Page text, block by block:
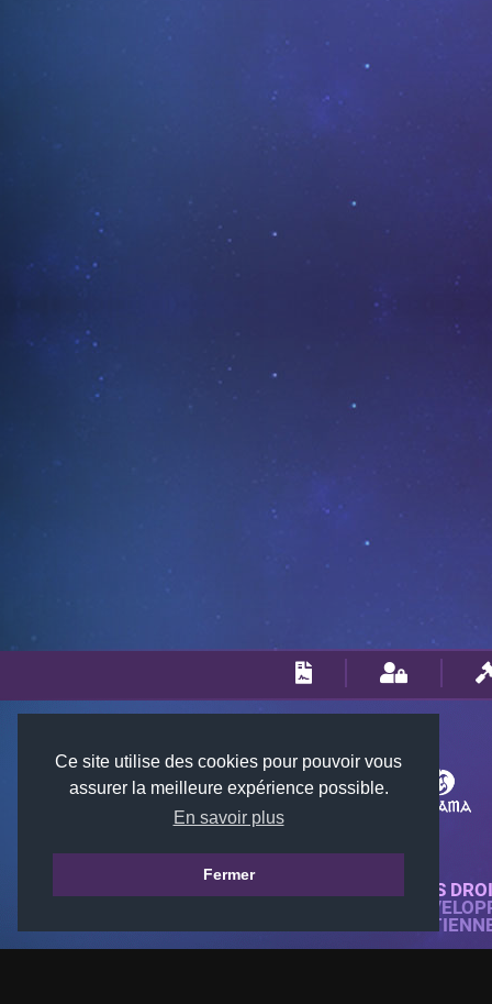
Ce site utilise des cookies pour pouvoir vous
assurer la meilleure expérience possible.
En savoir plus
Fermer
© 2018-2026 KTARENA. TOUS
SITE WEB ENTIÈREMENT
TOUTES LES IMAGES